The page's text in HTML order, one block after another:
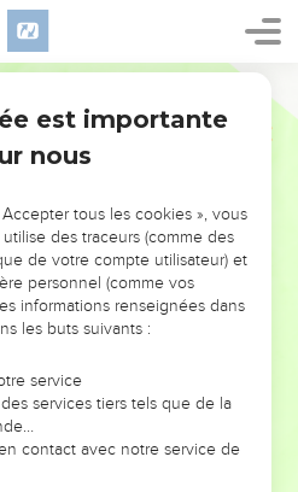
L’ÉVÉNEMENT
!
VOUS ÉVITER LES
?
voit moins les doutes, les erreurs
traversés, alors même que ce
les ont façonnés.
entrepreneurs, et responsables
est importante
nous
tous les cookies », vous
des traceurs (comme des
de votre compte utilisateur) et
personnel (comme vos
informations renseignées dans
les buts suivants :
service
services tiers tels que de la
contact avec notre service de